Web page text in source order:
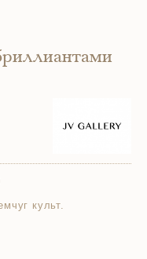
культ.